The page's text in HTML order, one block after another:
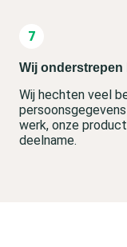
Wij
Wij hechten veel
werk, onze
deelname.